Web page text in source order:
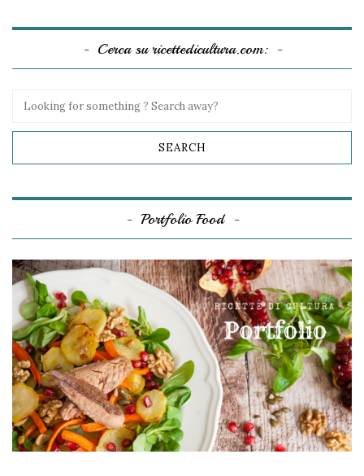
Cerca su ricettedicultura.com:
Portfolio Food